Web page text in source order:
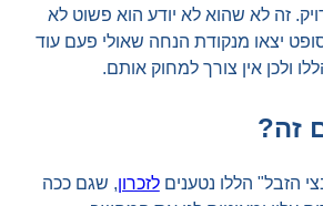
זה לא שהוא לא יודע הוא פשוט לא
יצאו מנקודת הנחה שאולי פעם עוד
ולכן אין צורך למחוק אותם.
זה?
הזבל" הללו נטעניםלזכרון, שגם ככה